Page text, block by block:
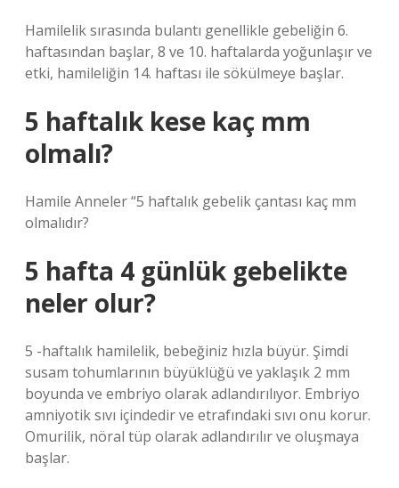
Hamilelik sırasında bulantı genellikle gebeliğin 6.
haftasından başlar, 8 ve 10. haftalarda yoğunlaşır ve
etki, hamileliğin 14. haftası ile sökülmeye başlar.
5 haftalık kese kaç mm
olmalı?
Hamile Anneler “5 haftalık gebelik çantası kaç mm
olmalıdır?
5 hafta 4 günlük gebelikte
neler olur?
5 -haftalık hamilelik, bebeğiniz hızla büyür. Şimdi
susam tohumlarının büyüklüğü ve yaklaşık 2 mm
boyunda ve embriyo olarak adlandırılıyor. Embriyo
amniyotik sıvı içindedir ve etrafındaki sıvı onu korur.
Omurilik, nöral tüp olarak adlandırılır ve oluşmaya
başlar.